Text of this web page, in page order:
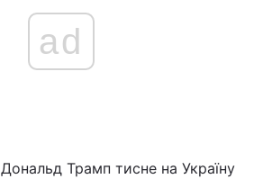
ad
Дональд Трамп тисне на Україну